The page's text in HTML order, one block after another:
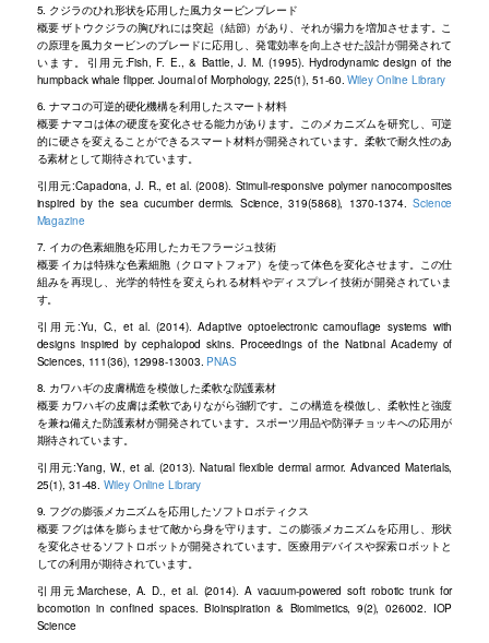
5. クジラのひれ形状を応用した風力タービンブレード
概要 ザトウクジラの胸びれには突起（結節）があり、それが揚力を増加させます。こ
の原理を風力タービンのブレードに応用し、発電効率を向上させた設計が開発されて
います。引用元:Fish, F. E., & Battle, J. M. (1995). Hydrodynamic design of the
humpback whale flipper. Journal of Morphology, 225(1), 51-60.Wiley Online Library
6. ナマコの可逆的硬化機構を利用したスマート材料
概要 ナマコは体の硬度を変化させる能力があります。このメカニズムを研究し、可逆
的に硬さを変えることができるスマート材料が開発されています。柔軟で耐久性のあ
る素材として期待されています。
引用元:Capadona, J. R., et al. (2008). Stimuli-responsive polymer nanocomposites
inspired by the sea cucumber dermis. Science, 319(5868), 1370-1374.Science
Magazine
7. イカの色素細胞を応用したカモフラージュ技術
概要 イカは特殊な色素細胞（クロマトフォア）を使って体色を変化させます。この仕
組みを再現し、光学的特性を変えられる材料やディスプレイ技術が開発されていま
す。
引用元:Yu, C., et al. (2014). Adaptive optoelectronic camouflage systems with
designs inspired by cephalopod skins. Proceedings of the National Academy of
Sciences, 111(36), 12998-13003. PNAS
8. カワハギの皮膚構造を模倣した柔軟な防護素材
概要 カワハギの皮膚は柔軟でありながら強靭です。この構造を模倣し、柔軟性と強度
を兼ね備えた防護素材が開発されています。スポーツ用品や防弾チョッキへの応用が
期待されています。
引用元:Yang, W., et al. (2013). Natural flexible dermal armor. Advanced Materials,
25(1), 31-48.Wiley Online Library
9. フグの膨張メカニズムを応用したソフトロボティクス
概要 フグは体を膨らませて敵から身を守ります。この膨張メカニズムを応用し、形状
を変化させるソフトロボットが開発されています。医療用デバイスや探索ロボットと
しての利用が期待されています。
引用元:Marchese, A. D., et al. (2014). A vacuum-powered soft robotic trunk for
locomotion in confined spaces. Bioinspiration & Biomimetics, 9(2), 026002. IOP
Science